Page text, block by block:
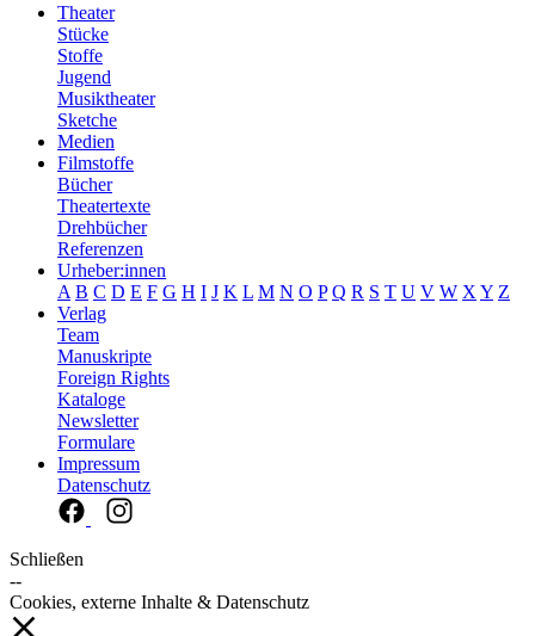
Theater
Stücke
Stoffe
Jugend
Musiktheater
Sketche
Medien
Filmstoffe
Bücher
Theatertexte
Drehbücher
Referenzen
Urheber:innen
A B C D E F G H I J K L M N O P Q R S T U V W X Y Z
Verlag
Team
Manuskripte
Foreign Rights
Kataloge
Newsletter
Formulare
Impressum
Datenschutz
Schließen
--
Cookies, externe Inhalte & Datenschutz